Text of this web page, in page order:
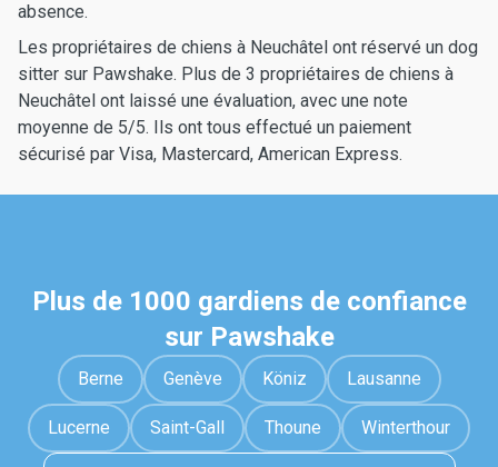
absence.
Les propriétaires de chiens à Neuchâtel ont réservé un dog
sitter sur Pawshake. Plus de 3 propriétaires de chiens à
Neuchâtel ont laissé une évaluation, avec une note
moyenne de 5/5. Ils ont tous effectué un paiement
sécurisé par Visa, Mastercard, American Express.
Plus de 1000 gardiens de confiance
sur Pawshake
Berne Genève Köniz Lausanne
Lucerne Saint-Gall Thoune Winterthour